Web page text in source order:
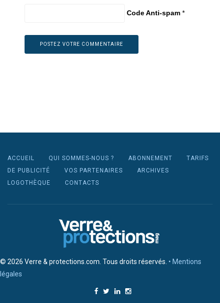
Code Anti-spam *
ACCUEIL QUI SOMMES-NOUS ? ABONNEMENT
TARIFS
DE PUBLICITÉ
VOS PARTENAIRES
ARCHIVES
LOGOTHÈQUE
CONTACTS
© 2026 Verre & protections.com. Tous droits réservés. • Mentions
légales